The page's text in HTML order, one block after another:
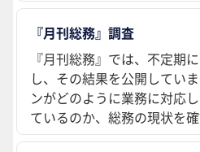
『月刊総務』調査
『月刊総務』では、不定期
し、その結果を公開してい
ンがどのように業務に対応
ているのか、総務の現状を